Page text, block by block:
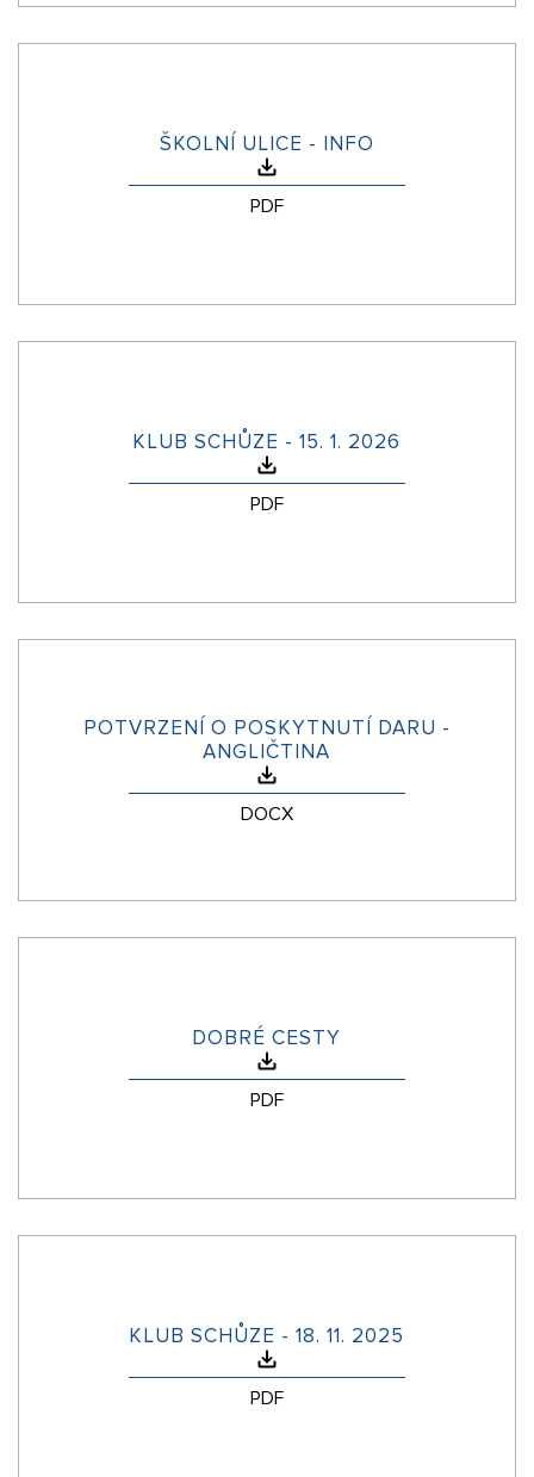
ŠKOLNÍ ULICE - INFO
PDF
KLUB SCHŮZE - 15. 1. 2026
PDF
POTVRZENÍ O POSKYTNUTÍ DARU -
ANGLIČTINA
DOCX
DOBRÉ CESTY
PDF
KLUB SCHŮZE - 18. 11. 2025
PDF